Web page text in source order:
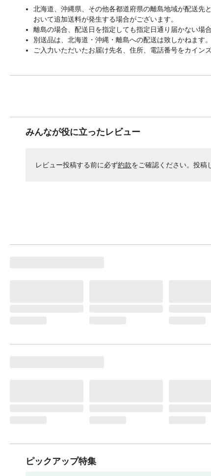
北海道、沖縄県、その他各都道府県の離島地域が配送先
おいて追加送料が発生する場合がございます。
離島の場合、配送日を指定しても指定日通り届かない場
別送品は、北海道・沖縄・離島への配送は致しかねます。
ご入力いただいたお届け先名、住所、電話番号をカイン
みんなが役に立ったレビュー
レビュー投稿する前に必ず約款をご確認ください。投稿
ピックアップ特集